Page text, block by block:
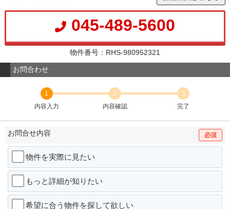
045-489-5600
物件番号：RHS-980952321
お問合わせ
1
内容入力
2
内容確認
3
完了
お問合せ内容 必須
物件を実際に見たい
もっと詳細が知りたい
希望に合う物件を探して欲しい